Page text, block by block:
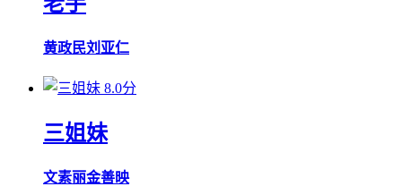
黄政民刘亚仁
8.0分
三姐妹
文素丽金善映